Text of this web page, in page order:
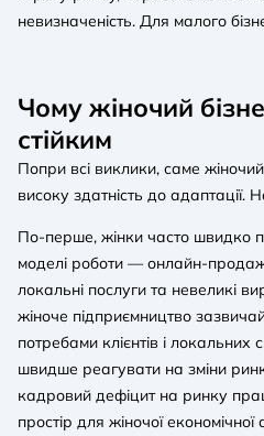
невизначеність. Для малого
Чому жіночий
стійким
Попри всі виклики, саме
високу здатність до адаптації.
По-перше, жінки часто швидко
моделі роботи — онлайн-
локальні послуги та невеликі
жіноче підприємництво
потребами клієнтів і локальних
швидше реагувати на зміни
кадровий дефіцит на ринку
простір для жіночої